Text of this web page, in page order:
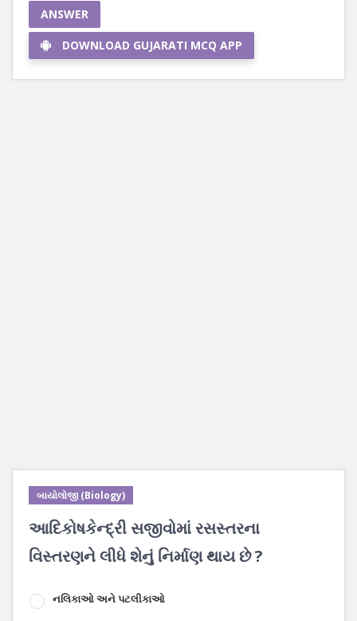
ANSWER
DOWNLOAD GUJARATI MCQ APP
બાયોલોજી (Biology)
આદિકોષકેન્દ્રી સજીવોમાં રસસ્તરના
વિસ્તરણને લીધે શેનું નિર્માણ થાય છે ?
નલિકાઓ અને પટલીકાઓ